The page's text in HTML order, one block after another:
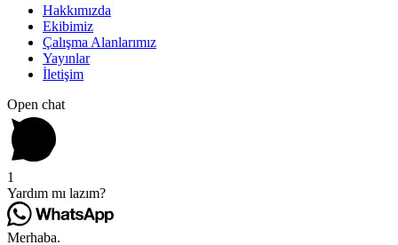
Close
Menu
Hakkımızda
Ekibimiz
Çalışma Alanlarımız
Yayınlar
İletişim
Open chat
1
Yardım mı lazım?
Merhaba.